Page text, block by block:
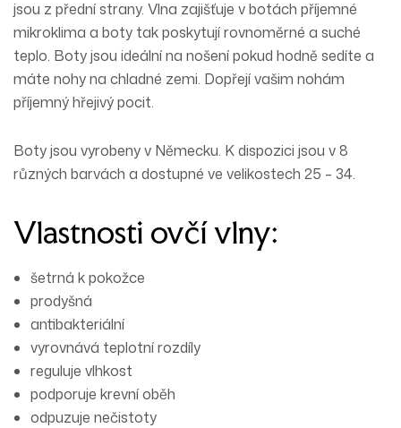
jsou z přední strany. Vlna zajišťuje v botách příjemné
mikroklima a boty tak poskytují rovnoměrné a suché
teplo. Boty jsou ideální na nošenípokud hodně sedíte a
máte nohy na chladné zemi. Dopřejí vašim nohám
příjemný hřejivý pocit.
Boty jsou vyrobeny v Německu. K dispozici jsou v 8
různých barvách a dostupné ve velikostech 25 – 34.
Vlastnosti ovčí vlny:
šetrná k pokožce
prodyšná
antibakteriální
vyrovnává teplotní rozdíly
reguluje vlhkost
podporuje krevní oběh
odpuzuje nečistoty